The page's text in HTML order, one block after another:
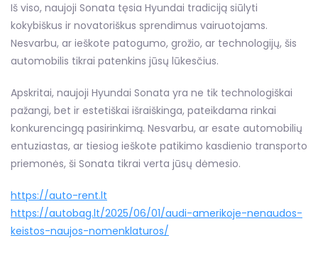
Iš viso, naujoji Sonata tęsia Hyundai tradiciją siūlyti
kokybiškus ir novatoriškus sprendimus vairuotojams.
Nesvarbu, ar ieškote patogumo, grožio, ar technologijų, šis
automobilis tikrai patenkins jūsų lūkesčius.
Apskritai, naujoji Hyundai Sonata yra ne tik technologiškai
pažangi, bet ir estetiškai išraiškinga, pateikdama rinkai
konkurencingą pasirinkimą. Nesvarbu, ar esate automobilių
entuziastas, ar tiesiog ieškote patikimo kasdienio transporto
priemonės, ši Sonata tikrai verta jūsų dėmesio.
https://auto-rent.lt
https://autobag.lt/2025/06/01/audi-amerikoje-nenaudos-
keistos-naujos-nomenklaturos/